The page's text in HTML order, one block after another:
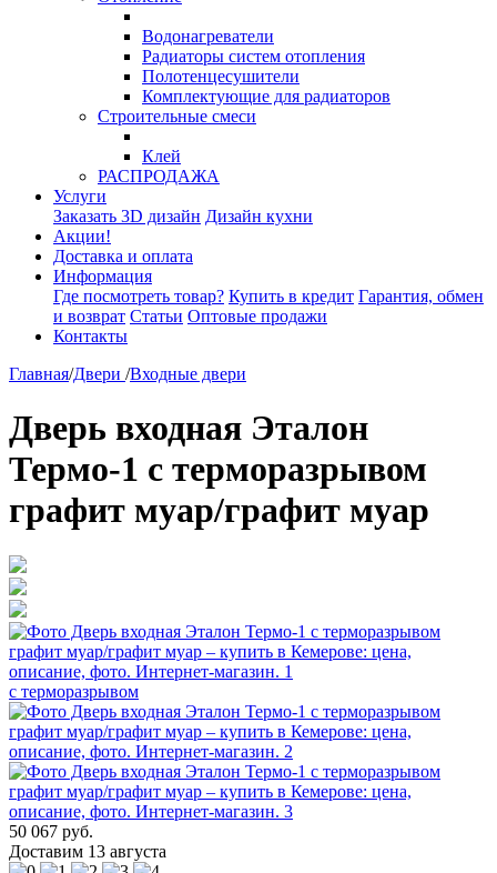
Водонагреватели
Радиаторы систем отопления
Полотенцесушители
Комплектующие для радиаторов
Строительные смеси
Клей
РАСПРОДАЖА
Услуги
Заказать 3D дизайн Дизайн кухни
Акции!
Доставка и оплата
Информация
Где посмотреть товар? Купить в кредит Гарантия, обмен
и возврат Статьи Оптовые продажи
Контакты
Главная/Двери /Входные двери
Дверь входная Эталон
Термо-1 с терморазрывом
графит муар/графит муар
с терморазрывом
50 067 руб.
Доставим 13 августа